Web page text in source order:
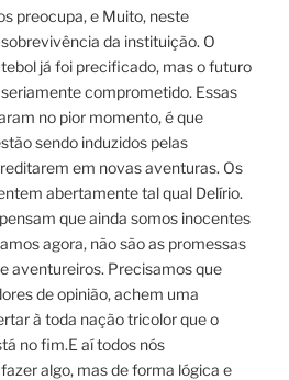
preocupa, e Muito, neste
da instituição. O
já foi precificado, mas o futuro
comprometido. Essas
no pior momento, é que
sendo induzidos pelas
em novas aventuras. Os
abertamente tal qual Delírio.
que ainda somos inocentes
agora, não são as promessas
aventureiros. Precisamos que
de opinião, achem uma
à toda nação tricolor que o
no fim.E aí todos nós
algo, mas de forma lógica e